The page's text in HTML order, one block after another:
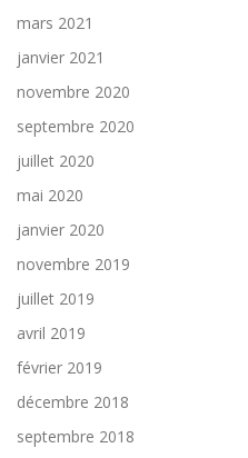
mars 2021
janvier 2021
novembre 2020
septembre 2020
juillet 2020
mai 2020
janvier 2020
novembre 2019
juillet 2019
avril 2019
février 2019
décembre 2018
septembre 2018